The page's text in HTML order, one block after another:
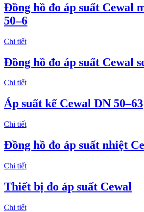
Đồng hồ đo áp suất Cewal
50–6
Chi tiết
Đồng hồ đo áp suất Cewal
Chi tiết
Áp suất kế Cewal DN 50–63
Chi tiết
Đồng hồ đo áp suất nhiệt
Chi tiết
Thiết bị đo áp suất Cewal
Chi tiết